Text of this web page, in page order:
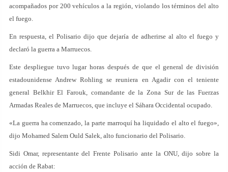
acompañados por 200 vehículos a la región, violando los términos del alto
el fuego.
En respuesta, el Polisario dijo que dejaría de adherirse al alto el fuego y
declaró la guerra a Marruecos.
Este despliegue tuvo lugar horas después de que el general de división
estadounidense Andrew Rohling se reuniera en Agadir con el teniente
general Belkhir El Farouk, comandante de la Zona Sur de las Fuerzas
Armadas Reales de Marruecos, que incluye el Sáhara Occidental ocupado.
«La guerra ha comenzado, la parte marroquí ha liquidado el alto el fuego»,
dijo Mohamed Salem Ould Salek, alto funcionario del Polisario.
Sidi Omar, representante del Frente Polisario ante la ONU, dijo sobre la
acción de Rabat: